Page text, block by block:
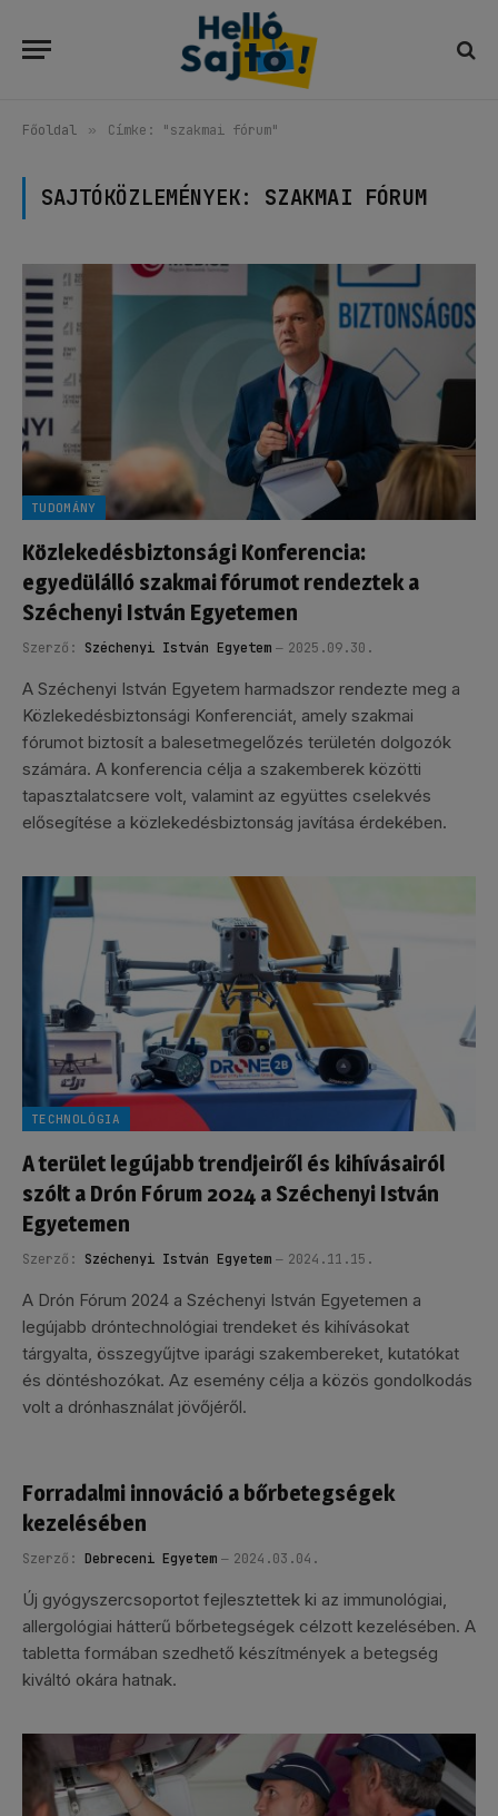
Főoldal » Címke: "szakmai fórum"
SAJTÓKÖZLEMÉNYEK: SZAKMAI FÓRUM
TUDOMÁNY
Közlekedésbiztonsági Konferencia:
egyedülálló szakmai fórumot rendeztek a
Széchenyi István Egyetemen
Szerző: Széchenyi István Egyetem 2025.09.30.
A Széchenyi István Egyetem harmadszor rendezte meg a
Közlekedésbiztonsági Konferenciát, amely szakmai
fórumot biztosít a balesetmegelőzés területén dolgozók
számára. A konferencia célja a szakemberek közötti
tapasztalatcsere volt, valamint az együttes cselekvés
elősegítése a közlekedésbiztonság javítása érdekében.
TECHNOLÓGIA
A terület legújabb trendjeiről és kihívásairól
szólt a Drón Fórum 2024 a Széchenyi István
Egyetemen
Szerző: Széchenyi István Egyetem 2024.11.15.
A Drón Fórum 2024 a Széchenyi István Egyetemen a
legújabb dróntechnológiai trendeket és kihívásokat
tárgyalta, összegyűjtve iparági szakembereket, kutatókat
és döntéshozókat. Az esemény célja a közös gondolkodás
volt a drónhasználat jövőjéről.
Forradalmi innováció a bőrbetegségek
kezelésében
Szerző: Debreceni Egyetem 2024.03.04.
Új gyógyszercsoportot fejlesztettek ki az immunológiai,
allergológiai hátterű bőrbetegségek célzott kezelésében. A
tabletta formában szedhető készítmények a betegség
kiváltó okára hatnak.